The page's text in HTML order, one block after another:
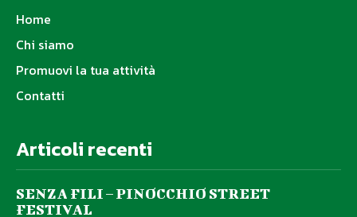
Home
Chi siamo
Promuovi la tua attività
Contatti
Articoli recenti
SENZA FILI – PINOCCHIO STREET
FESTIVAL